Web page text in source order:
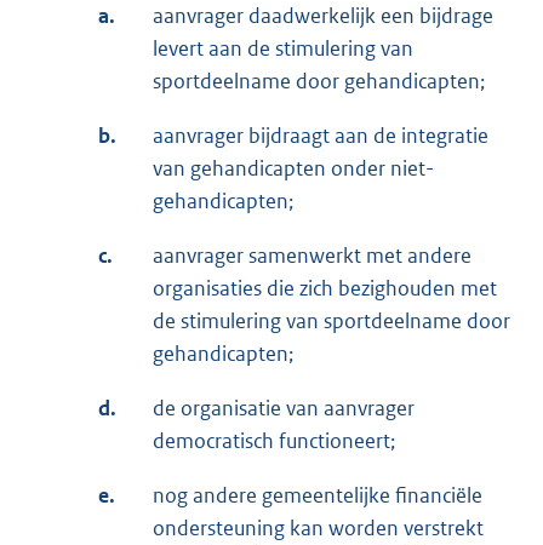
a.
aanvrager daadwerkelijk een bijdrage
levert aan de stimulering van
sportdeelname door gehandicapten;
b.
aanvrager bijdraagt aan de integratie
van gehandicapten onder niet-
gehandicapten;
c.
aanvrager samenwerkt met andere
organisaties die zich bezighouden met
de stimulering van sportdeelname door
gehandicapten;
d.
de organisatie van aanvrager
democratisch functioneert;
e.
nog andere gemeentelijke financiële
ondersteuning kan worden verstrekt